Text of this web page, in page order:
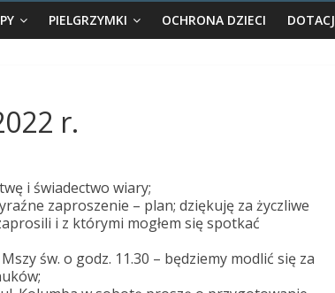
PIELGRZYMKI OCHRONA DZIECI
r.
i świadectwo wiary;
zaproszenie – plan; dziękuję za życzliwe
i z którymi mogłem się spotkać
św. o godz. 11.30 – będziemy modlić się za